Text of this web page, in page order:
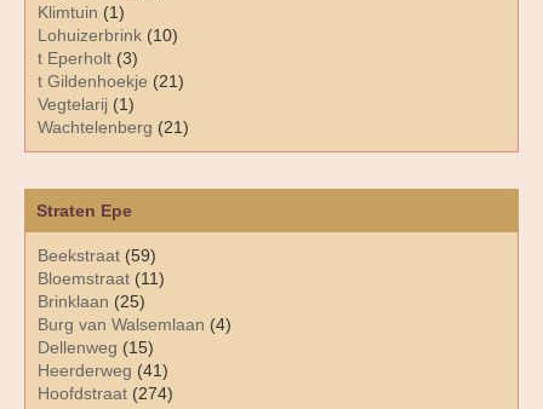
Straten Epe
Beekstraat (59)
Bloemstraat (11)
Brinklaan (25)
Burg van Walsemlaan (4)
Dellenweg (15)
Heerderweg (41)
Hoofdstraat (274)
Klimtuin (1)
Lohuizerbrink (10)
t Eperholt (3)
t Gildenhoekje (21)
Vegtelarij (1)
Wachtelenberg (21)